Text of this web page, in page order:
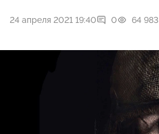
24 апреля 2021 19:40 0 64 983